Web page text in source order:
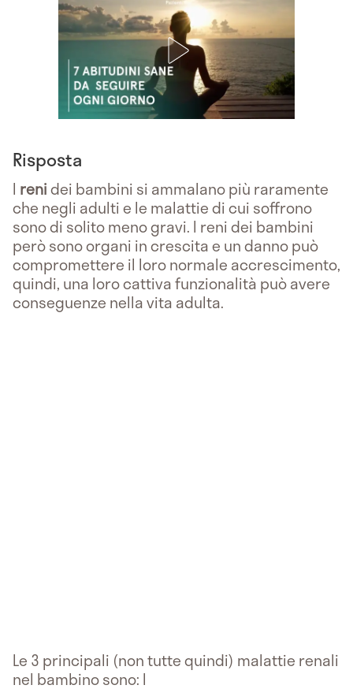
Risposta
I renidei bambini si ammalano più raramente
che negli adulti e le malattie di cui soffrono
sono di solito meno gravi. I reni dei bambini
però sono organi in crescita e un danno può
compromettere il loro normale accrescimento,
quindi, una loro cattiva funzionalità può avere
conseguenze nella vita adulta.
Le 3 principali (non tutte quindi) malattie renali
nel bambino sono: l